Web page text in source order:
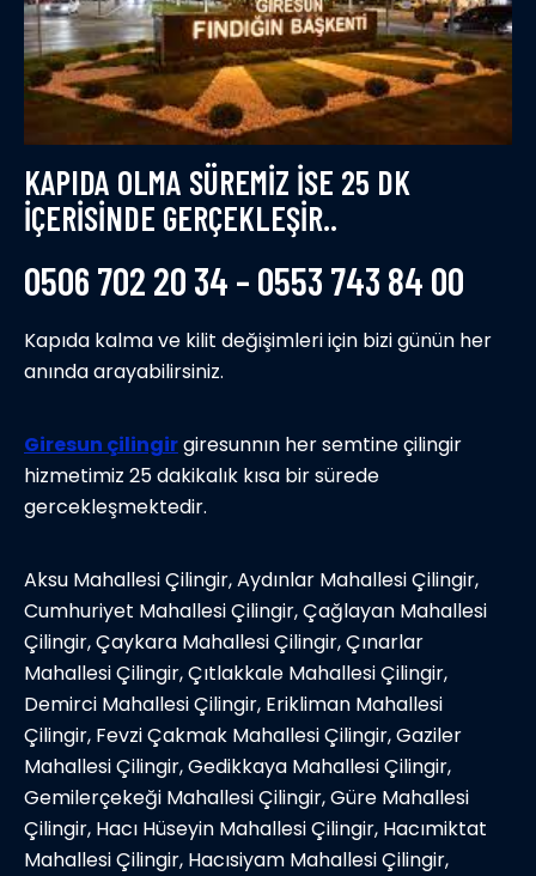
KAPIDA OLMA SÜREMIZ ISE 25 DK
IÇERISINDE GERÇEKLEŞIR..
0506 702 20 34 – 0553 743 84 00
Kapıda kalma ve kilit değişimleri için bizi günün her
anında arayabilirsiniz.
Giresun çilingirgiresunnın her semtine çilingir
hizmetimiz 25 dakikalık kısa bir sürede
gercekleşmektedir.
Aksu Mahallesi Çilingir, Aydınlar Mahallesi Çilingir,
Cumhuriyet Mahallesi Çilingir, Çağlayan Mahallesi
Çilingir, Çaykara Mahallesi Çilingir, Çınarlar
Mahallesi Çilingir, Çıtlakkale Mahallesi Çilingir,
Demirci Mahallesi Çilingir, Erikliman Mahallesi
Çilingir, Fevzi Çakmak Mahallesi Çilingir, Gaziler
Mahallesi Çilingir, Gedikkaya Mahallesi Çilingir,
Gemilerçekeği Mahallesi Çilingir, Güre Mahallesi
Çilingir, Hacı Hüseyin Mahallesi Çilingir, Hacımiktat
Mahallesi Çilingir, Hacısiyam Mahallesi Çilingir,